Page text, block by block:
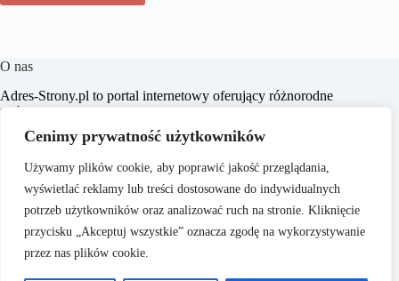
Cenimy prywatność użytkowników
Używamy plików cookie, aby poprawić jakość przeglądania,
wyświetlać reklamy lub treści dostosowane do indywidualnych
potrzeb użytkowników oraz analizować ruch na stronie. Kliknięcie
przycisku „Akceptuj wszystkie” oznacza zgodę na wykorzystywanie
przez nas plików cookie.
O nas
​Adres-Strony.pl to portal internetowy oferujący różnorodne
treści z dziedzin takich jak dom, biznes, moda, lifestyle,
zakupy, zdrowie, edukacja, prawo, sport i świat. Naszym
celem jest dostarczanie czytelnikom aktualnych i
praktycznych informacji, które wspierają ich w codziennych
wyborach i inspirują do działania.